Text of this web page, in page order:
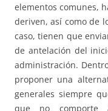
elementos comunes,
deriven, así como de
caso, tienen que
de antelación del
administración.
proponer una
generales siempre
que no comporte